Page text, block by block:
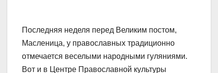
Последняя неделя перед Великим постом,
Масленица, у православных традиционно
отмечается веселыми народными гуляниями.
Вот и в Центре Православной культуры